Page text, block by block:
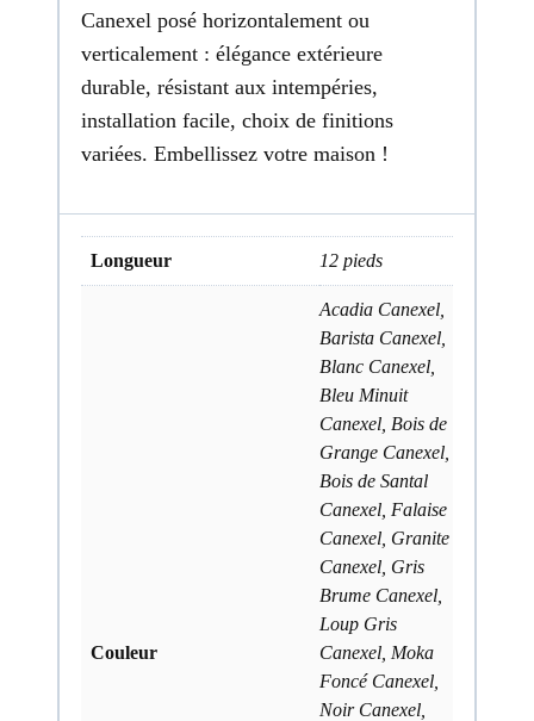
Canexel posé horizontalement ou
verticalement : élégance extérieure
durable, résistant aux intempéries,
installation facile, choix de finitions
variées. Embellissez votre maison !
Longueur 12 pieds
Couleur
Acadia Canexel,
Barista Canexel,
Blanc Canexel,
Bleu Minuit
Canexel, Bois de
Grange Canexel,
Bois de Santal
Canexel, Falaise
Canexel, Granite
Canexel, Gris
Brume Canexel,
Loup Gris
Canexel, Moka
Foncé Canexel,
Noir Canexel,